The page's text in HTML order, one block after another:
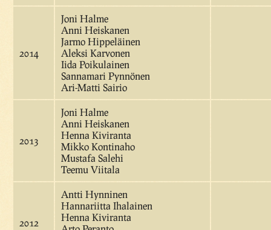
2014
Joni Halme
Anni Heiskanen
Jarmo Hippeläinen
Aleksi Karvonen
Iida Poikulainen
Sannamari Pynnönen
Ari-Matti Sairio
2013
Joni Halme
Anni Heiskanen
Henna Kiviranta
Mikko Kontinaho
Mustafa Salehi
Teemu Viitala
2012
Antti Hynninen
Hannariitta Ihalainen
Henna Kiviranta